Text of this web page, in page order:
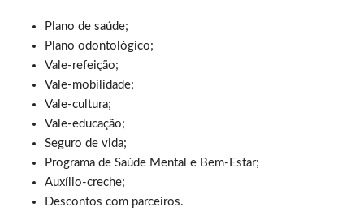
Plano de saúde;
Plano odontológico;
Vale-refeição;
Vale-mobilidade;
Vale-cultura;
Vale-educação;
Seguro de vida;
Programa de Saúde Mental e Bem-Estar;
Auxílio-creche;
Descontos com parceiros.